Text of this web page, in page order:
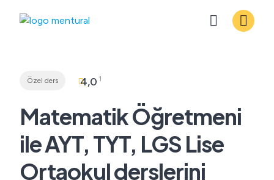
Özel ders 4,0 1
Matematik Öğretmeni
ile AYT, TYT, LGS Lise
Ortaokul derslerini